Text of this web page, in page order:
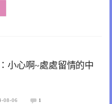
小心啊~處處留情的中
08-06 1